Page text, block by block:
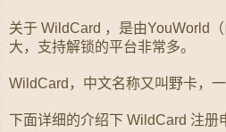
关于 WildCard ，是由YouWorld
大，支持解锁的平台非常多。
WildCard，中文名称又叫野卡，
下面详细的介绍下 WildCard 注册